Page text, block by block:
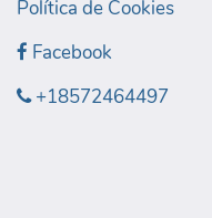
Política de Cookies
Facebook
+18572464497